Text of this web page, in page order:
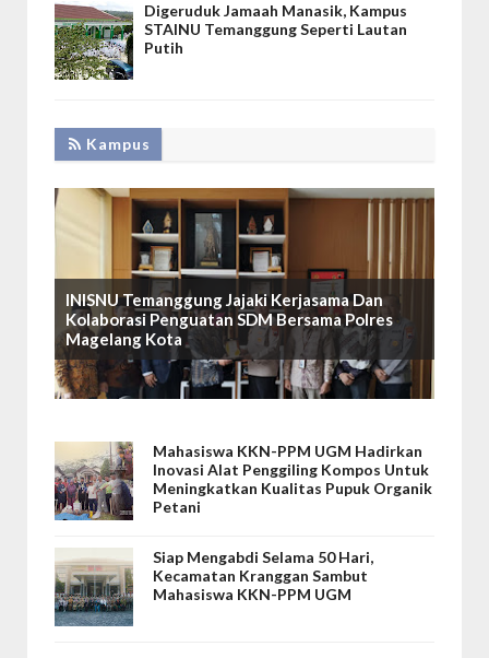
Digeruduk Jamaah Manasik, Kampus
STAINU Temanggung Seperti Lautan
Putih
Kampus
INISNU Temanggung Jajaki Kerjasama Dan
Kolaborasi Penguatan SDM Bersama Polres
Magelang Kota
Mahasiswa KKN-PPM UGM Hadirkan
Inovasi Alat Penggiling Kompos Untuk
Meningkatkan Kualitas Pupuk Organik
Petani
Siap Mengabdi Selama 50 Hari,
Kecamatan Kranggan Sambut
Mahasiswa KKN-PPM UGM